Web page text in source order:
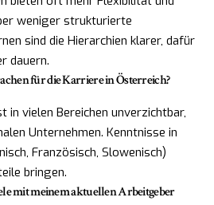
weniger strukturierte
sind die Hierarchien klarer, dafür
dauern.
für die Karriere in Österreich?
in vielen Bereichen unverzichtbar,
Unternehmen. Kenntnisse in
Französisch, Slowenisch)
bringen.
mit meinem aktuellen Arbeitgeber